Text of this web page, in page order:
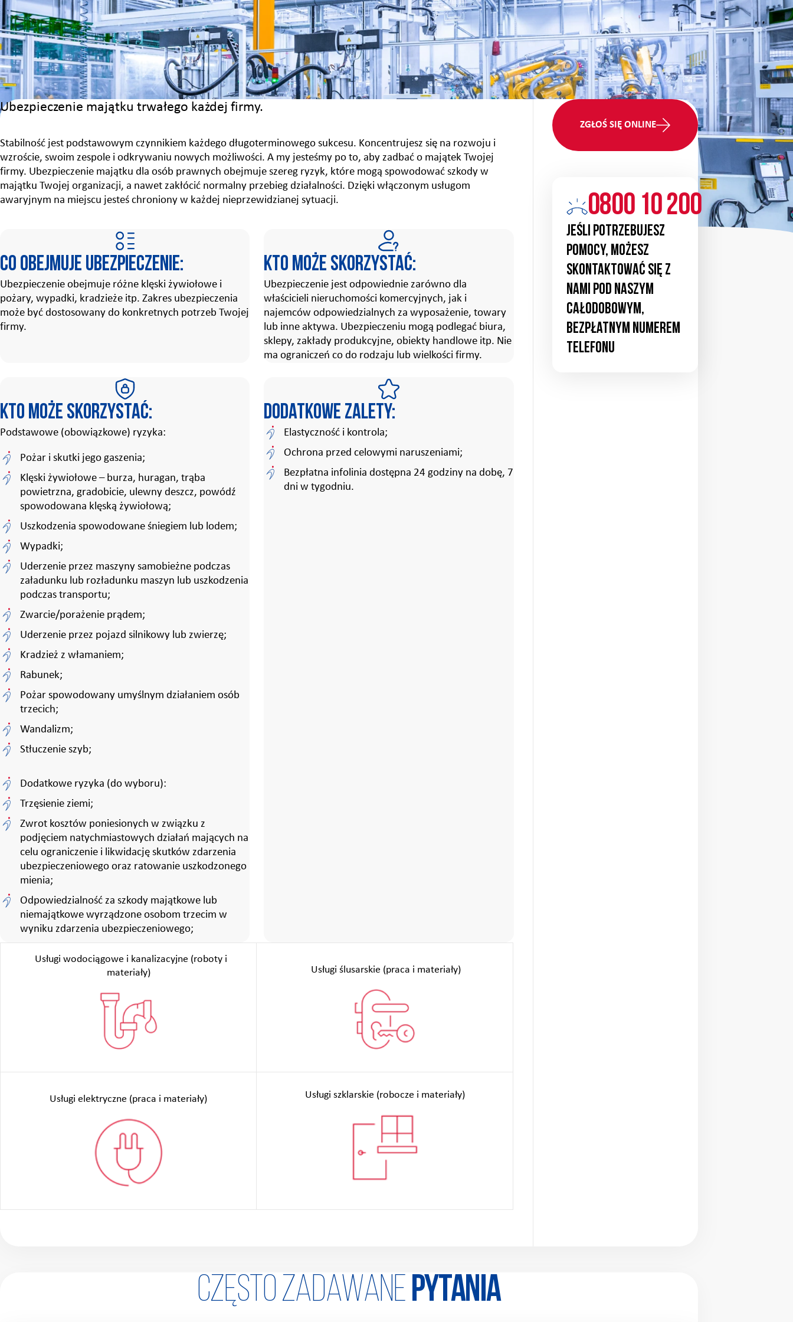
Ubezpieczenie majątku trwałego każdej firmy.
Stabilność jest podstawowym czynnikiem każdego długoterminowego sukcesu. Koncentrujesz się na rozwoju i
wzroście, swoim zespole i odkrywaniu nowych możliwości. A my jesteśmy po to, aby zadbać o majątek Twojej
firmy. Ubezpieczenie majątku dla osób prawnych obejmuje szereg ryzyk, które mogą spowodować szkody w
majątku Twojej organizacji, a nawet zakłócić normalny przebieg działalności. Dzięki włączonym usługom
awaryjnym na miejscu jesteś chroniony w każdej nieprzewidzianej sytuacji.
Co obejmuje ubezpieczenie:
Ubezpieczenie obejmuje różne klęski żywiołowe i
pożary, wypadki, kradzieże itp. Zakres ubezpieczenia
może być dostosowany do konkretnych potrzeb Twojej
firmy.
Kto może skorzystać:
Ubezpieczenie jest odpowiednie zarówno dla
właścicieli nieruchomości komercyjnych, jak i
najemców odpowiedzialnych za wyposażenie, towary
lub inne aktywa. Ubezpieczeniu mogą podlegać biura,
sklepy, zakłady produkcyjne, obiekty handlowe itp. Nie
ma ograniczeń co do rodzaju lub wielkości firmy.
Kto może skorzystać:
Podstawowe (obowiązkowe) ryzyka:
Pożar i skutki jego gaszenia;
Klęski żywiołowe – burza, huragan, trąba
powietrzna, gradobicie, ulewny deszcz, powódź
spowodowana klęską żywiołową;
Uszkodzenia spowodowane śniegiem lub lodem;
Wypadki;
Uderzenie przez maszyny samobieżne podczas
załadunku lub rozładunku maszyn lub uszkodzenia
podczas transportu;
Zwarcie/porażenie prądem;
Uderzenie przez pojazd silnikowy lub zwierzę;
Kradzież z włamaniem;
Rabunek;
Pożar spowodowany umyślnym działaniem osób
trzecich;
Wandalizm;
Stłuczenie szyb;
Dodatkowe ryzyka (do wyboru):
Trzęsienie ziemi;
Zwrot kosztów poniesionych w związku z
podjęciem natychmiastowych działań mających na
celu ograniczenie i likwidację skutków zdarzenia
ubezpieczeniowego oraz ratowanie uszkodzonego
mienia;
Odpowiedzialność za szkody majątkowe lub
niemajątkowe wyrządzone osobom trzecim w
wyniku zdarzenia ubezpieczeniowego;
Dodatkowe zalety:
Elastyczność i kontrola;
Ochrona przed celowymi naruszeniami;
Bezpłatna infolinia dostępna 24 godziny na dobę, 7
dni w tygodniu.
Usługi wodociągowe i kanalizacyjne (roboty i
materiały)
Usługi ślusarskie (praca i materiały)
Usługi elektryczne (praca i materiały) Usługi szklarskie (robocze i materiały)
ZGŁOŚ SIĘ ONLINE
0800 10 200
Jeśli potrzebujesz
pomocy, możesz
skontaktować się z
nami pod naszym
całodobowym,
bezpłatnym numerem
telefonu
Często zadawanePytania